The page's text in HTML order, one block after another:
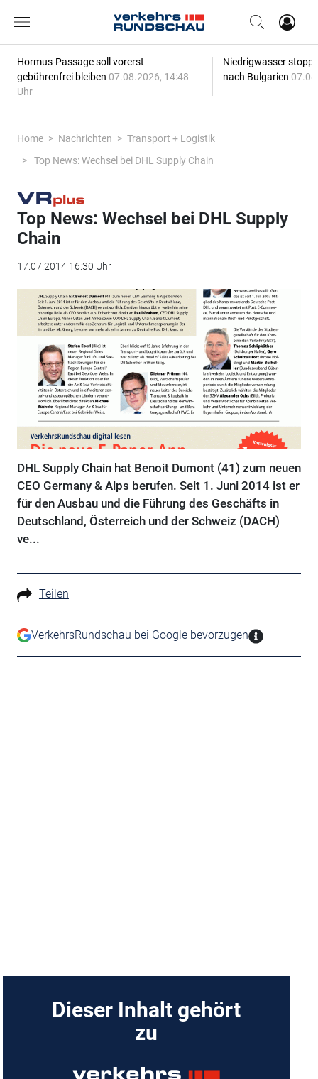
Hormus-Passage soll vorerst
gebührenfrei bleiben 07.08.2026, 14:48
Uhr
Niedrigwasser
nach Bulgarien
Home Nachrichten
Transport + Logistik
Top News: Wechsel bei DHL Supply Chain
Top News: Wechsel bei DHL Supply
Chain
17.07.2014 16:30 Uhr
DHL Supply Chain hat Benoit Dumont (41) zum neuen
CEO Germany & Alps berufen. Seit 1. Juni 2014 ist er
für den Ausbau und die Führung des Geschäfts in
Deutschland, Österreich und der Schweiz (DACH)
ve...
Teilen
VerkehrsRundschau bei Google bevorzugen
Dieser Inhalt gehört
zu